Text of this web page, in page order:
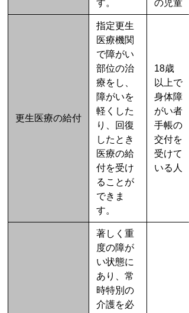
す。
の児童
更生医療の給付
指定更生
医療機関
で障がい
部位の治
療をし、
障がいを
軽くした
り、回復
したとき
医療の給
付を受け
ることが
できま
す。
18歳
以上で
身体障
がい者
手帳の
交付を
受けて
いる人
著しく重
度の障が
い状態に
あり、常
時特別の
介護を必